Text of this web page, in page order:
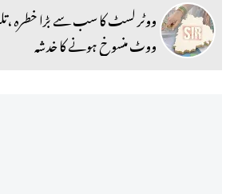
ووٹ منسوخ ہونے کا خدشہ